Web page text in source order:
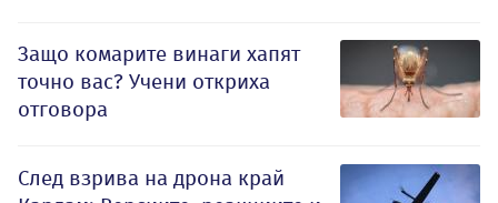
Защо комарите винаги хапят
точно вас? Учени откриха
отговора
След взрива на дрона край